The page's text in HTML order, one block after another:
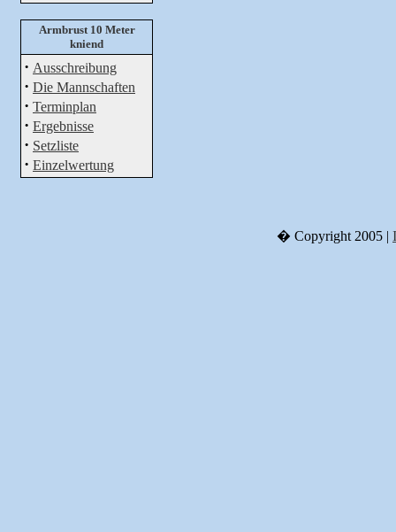
Armbrust 10 Meter
kniend
· Ausschreibung
· Die Mannschaften
· Terminplan
· Ergebnisse
· Setzliste
· Einzelwertung
� Copyright 2005 |